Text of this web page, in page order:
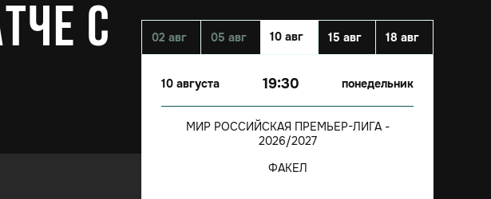
02 авг 05 авг 10 авг 15 авг 18 авг
10 августа 19:30 понедельник
МИР РОССИЙСКАЯ ПРЕМЬЕР-ЛИГА -
2026/2027
ФАКЕЛ
с